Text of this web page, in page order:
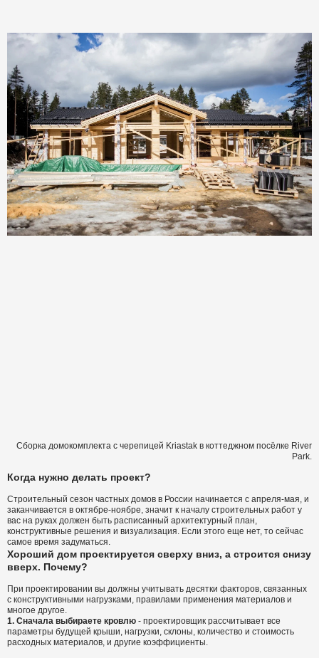
Сборка домокомплекта c черепицей Kriastak в коттеджном посёлке River
Park.
Когда нужно делать проект?
Строительный сезон частных домов в России начинается с апреля-мая, и
заканчивается в октябре-ноябре, значит к началу строительных работ у
вас на руках должен быть расписанный архитектурный план,
конструктивные решения и визуализация. Если этого еще нет, то сейчас
самое время задуматься.
Хороший дом проектируется сверху вниз, а строится снизу
вверх. Почему?
При проектировании вы должны учитывать десятки факторов, связанных
с конструктивными нагрузками, правилами применения материалов и
многое другое.
1. Сначала выбираете кровлю - проектировщик рассчитывает все
параметры будущей крыши, нагрузки, склоны, количество и стоимость
расходных материалов, и другие коэффициенты.